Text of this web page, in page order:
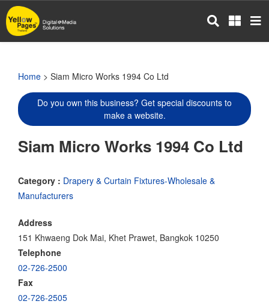
Skip
to
main
Home > Siam Micro Works 1994 Co Ltd
Do you own this business? Get special discounts to
make a website.
Siam Micro Works 1994 Co Ltd
Category : Drapery & Curtain Fixtures-Wholesale &
Manufacturers
Address
151 Khwaeng Dok Mai, Khet Prawet, Bangkok 10250
Telephone
02-726-2500
Fax
02-726-2505